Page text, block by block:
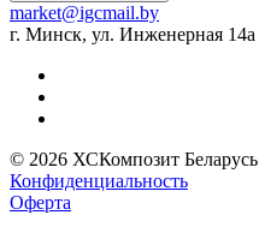
market@igcmail.by
г. Минск, ул. Инженерная 14а
© 2026 ХСКомпозит Беларусь
Конфиденциальность
Оферта